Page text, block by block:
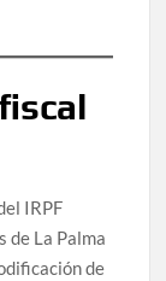
IRPF
de La Palma
de